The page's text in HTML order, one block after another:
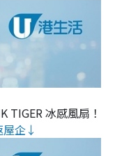
TIGER 冰感風扇！
屋企↓